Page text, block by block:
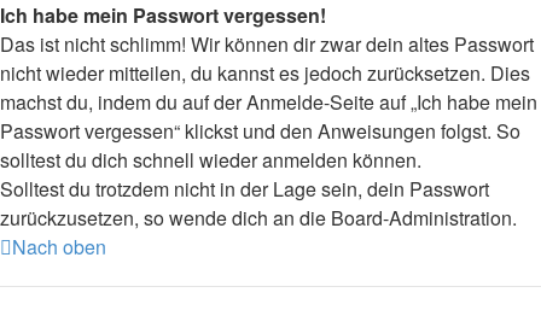
Ich habe mein Passwort vergessen!
Das ist nicht schlimm! Wir können dir zwar dein altes Passwort
nicht wieder mitteilen, du kannst es jedoch zurücksetzen. Dies
machst du, indem du auf der Anmelde-Seite auf „Ich habe mein
Passwort vergessen“ klickst und den Anweisungen folgst. So
solltest du dich schnell wieder anmelden können.
Solltest du trotzdem nicht in der Lage sein, dein Passwort
zurückzusetzen, so wende dich an die Board-Administration.
Nach oben